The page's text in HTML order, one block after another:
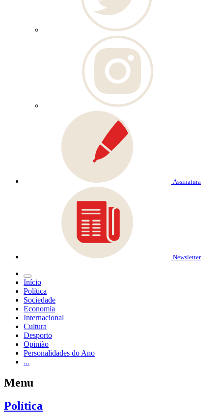
Assinatura
Newsletter
Início
Política
Sociedade
Economia
Internacional
Cultura
Desporto
Opinião
Personalidades do Ano
...
Menu
Política